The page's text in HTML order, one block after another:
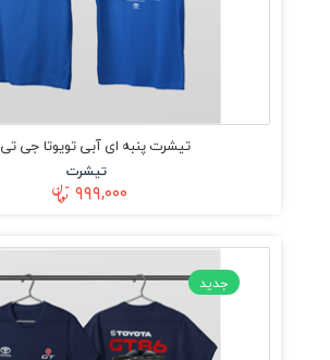
تیشرت پنبه ای آبی تویوتا جی تی 86
تیشرت
۹۹۹,۰۰۰
جدید